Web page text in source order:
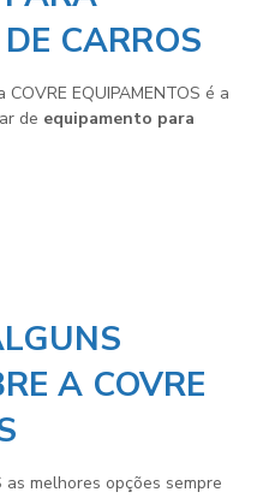
CARROS
EQUIPAMENTOS é a
de equipamento para
A COVRE
as melhores opções sempre